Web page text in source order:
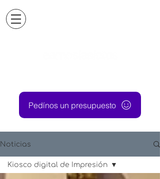
Pedínos un presupuesto
Noticias
Kiosco digital de Impresión